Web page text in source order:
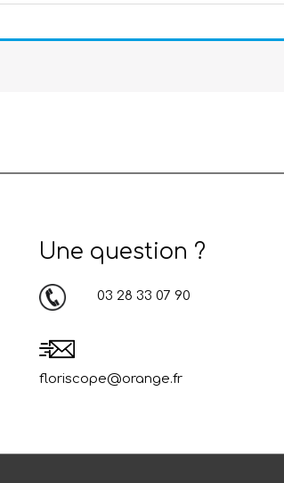
Une question ?
03 28 33 07 90
floriscope@orange.fr